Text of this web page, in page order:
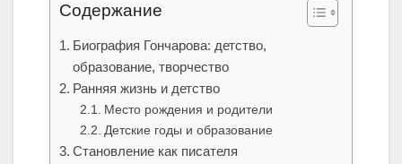
Содержание
Биография Гончарова: детство,
образование, творчество
Ранняя жизнь и детство
Место рождения и родители
Детские годы и образование
Становление как писателя